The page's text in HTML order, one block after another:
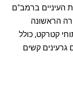
העיניים ברמב"ם
הראשונה
קטרקט, כולל
גרעינים קשים